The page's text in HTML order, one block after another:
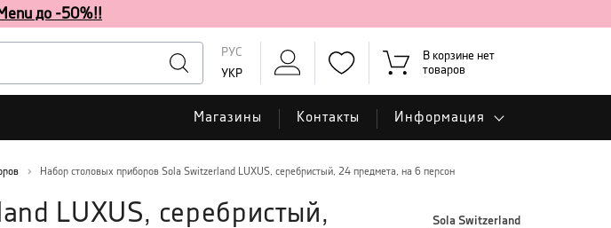
до -50%!!
РУС
УКР
В корзине нет
товаров
Магазины Контакты Информация
Набор столовых приборов Sola Switzerland LUXUS, серебристый, 24 предмета, на 6 персон
LUXUS, серебристый,
Sola Switzerland